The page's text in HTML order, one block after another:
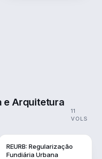
e Arquitetura
11
VOLS
REURB: Regularização
Fundiária Urbana